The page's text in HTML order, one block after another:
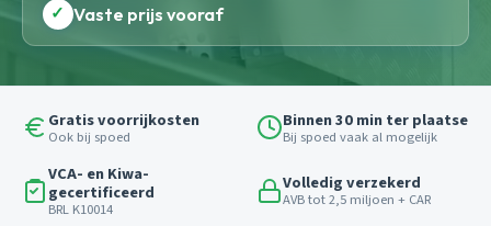
✓ Vaste prijs vooraf
Gratis voorrijkosten
Ook bij spoed
Binnen 30 min ter plaatse
Bij spoed vaak al mogelijk
VCA- en Kiwa-
gecertificeerd
BRL K10014
Volledig verzekerd
AVB tot 2,5 miljoen + CAR